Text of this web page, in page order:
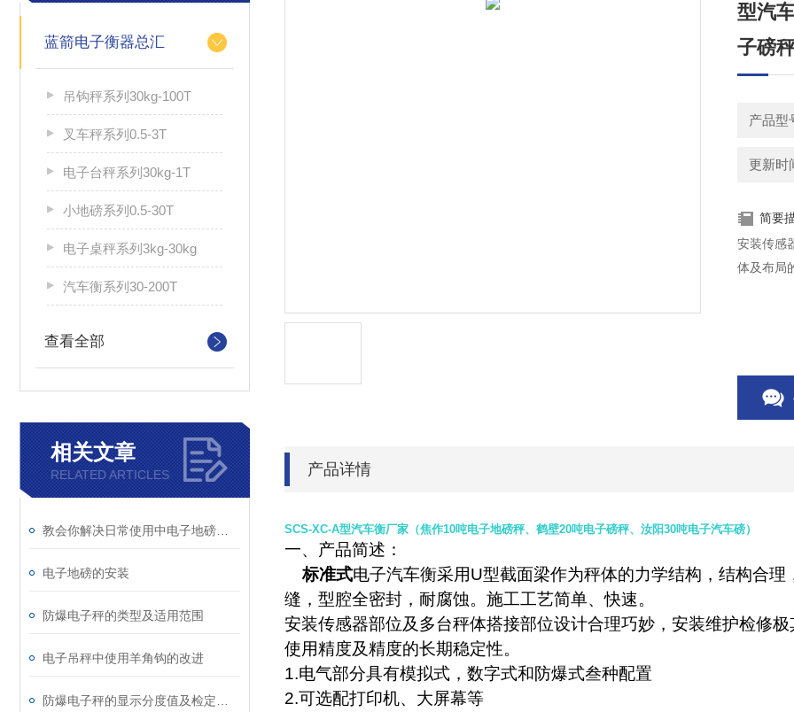
蓝箭电子衡器总汇
吊钩秤系列30kg-100T
叉车秤系列0.5-3T
电子台秤系列30kg-1T
小地磅系列0.5-30T
电子桌秤系列3kg-30kg
汽车衡系列30-200T
查看全部
相关文章
RELATED ARTICLES
电子地磅的安装
防爆电子秤的类型及适用范围
电子吊秤中使用羊角钩的改进
型汽
子磅
产品型
更新时
简要
安装传感
体及布局
产品详情
SCS-XC-A型汽车衡厂家（焦作10吨电子地磅秤、鹤壁20吨电子磅秤、汝阳30吨电子汽车磅）
一、产品简述：
标准式电子汽车衡采用U型截面梁作为秤体的力学结构，结构合
缝，型腔全密封，耐腐蚀。施工工艺简单、快速。
安装传感器部位及多台秤体搭接部位设计合理巧妙，安装维护检修
使用精度及精度的长期稳定性。
1.电气部分具有模拟式，数字式和防爆式叁种配置
2.可选配打印机、大屏幕等